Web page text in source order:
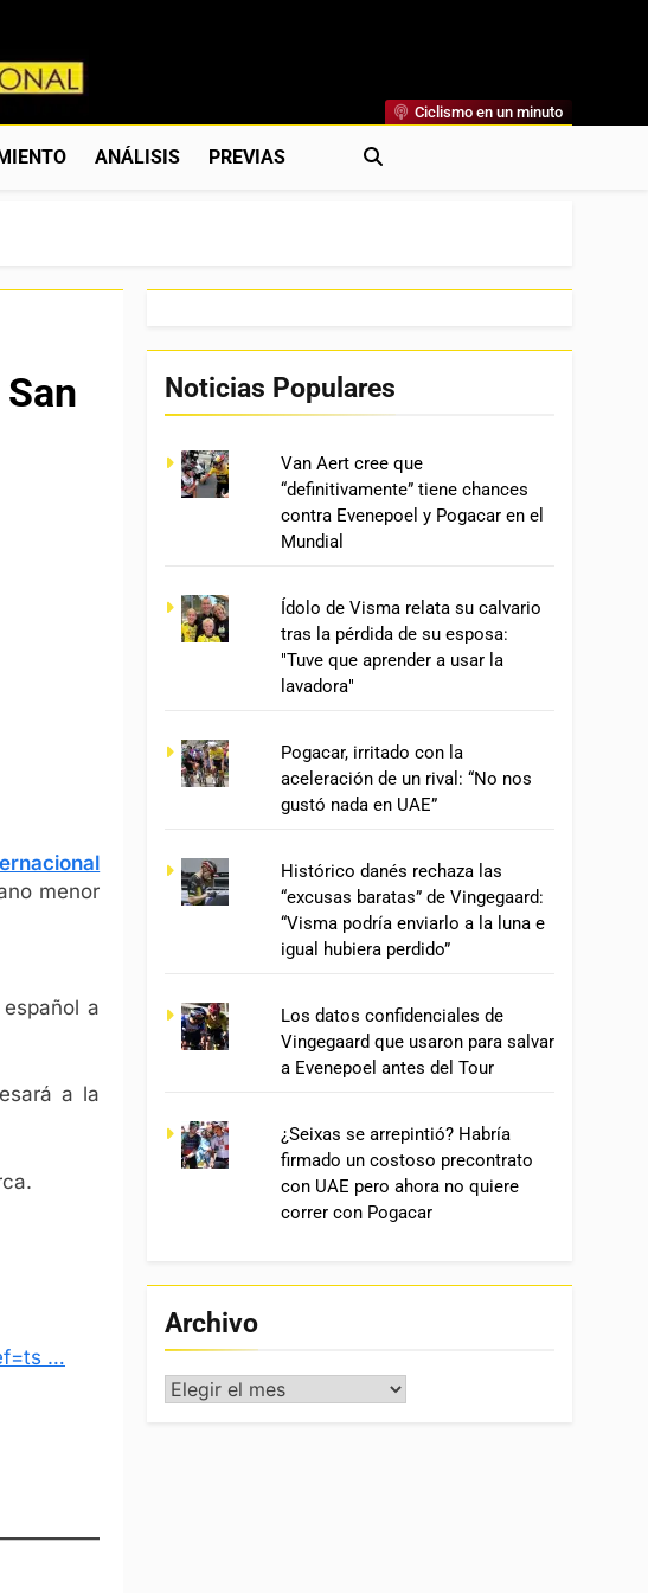
Análisis, Crónicas, Previas Y Más. La Web Ciclista De Referencia.
Ciclismo en un minuto
ANÁLISIS PREVIAS
menor
a
a la
…
Noticias Populares
Van Aert cree que
“definitivamente” tiene chances
contra Evenepoel y Pogacar en el
Mundial
Ídolo de Visma relata su calvario
tras la pérdida de su esposa:
"Tuve que aprender a usar la
lavadora"
Pogacar, irritado con la
aceleración de un rival: “No nos
gustó nada en UAE”
Histórico danés rechaza las
“excusas baratas” de Vingegaard:
“Visma podría enviarlo a la luna e
igual hubiera perdido”
Los datos confidenciales de
Vingegaard que usaron para salvar
a Evenepoel antes del Tour
¿Seixas se arrepintió? Habría
firmado un costoso precontrato
con UAE pero ahora no quiere
correr con Pogacar
Archivo
Archivo